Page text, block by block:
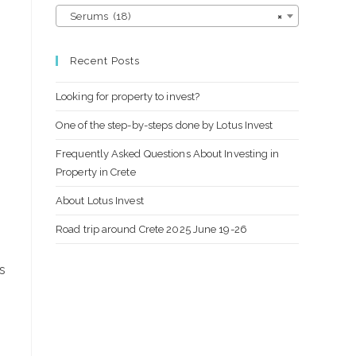
×
Serums (18)
Recent Posts
Looking for property to invest?
One of the step-by-steps done by Lotus Invest
Frequently Asked Questions About Investing in
Property in Crete
About Lotus Invest
Road trip around Crete 2025 June 19-26